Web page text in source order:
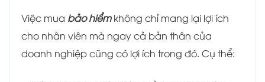
Việc mua bảo hiểmkhông chỉ mang lại lợi ích
cho nhân viên mà ngay cả bản thân của
doanh nghiệp cũng có lợi ích trong đó. Cụ thể: